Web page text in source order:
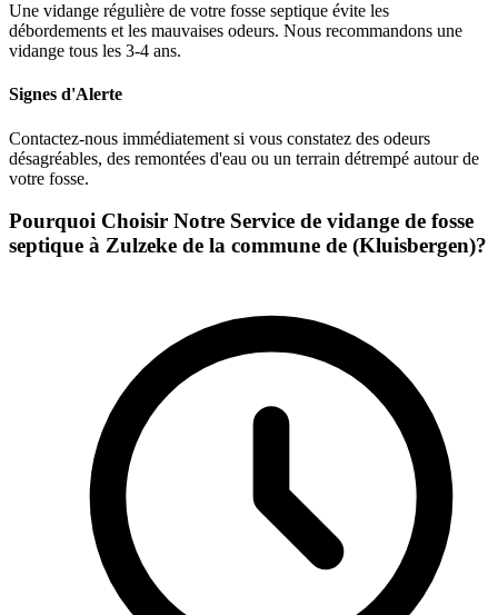
Une vidange régulière de votre fosse septique évite les
débordements et les mauvaises odeurs. Nous recommandons une
vidange tous les 3-4 ans.
Signes d'Alerte
Contactez-nous immédiatement si vous constatez des odeurs
désagréables, des remontées d'eau ou un terrain détrempé autour de
votre fosse.
Pourquoi Choisir Notre Service de vidange de fosse
septique à Zulzeke de la commune de (Kluisbergen)?